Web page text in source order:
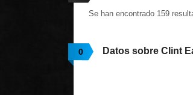
Se han encontrado 159
0 Datos sobre Clint